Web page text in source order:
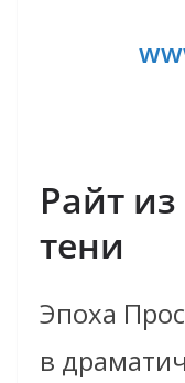
Райт
тени
Эпоха
в